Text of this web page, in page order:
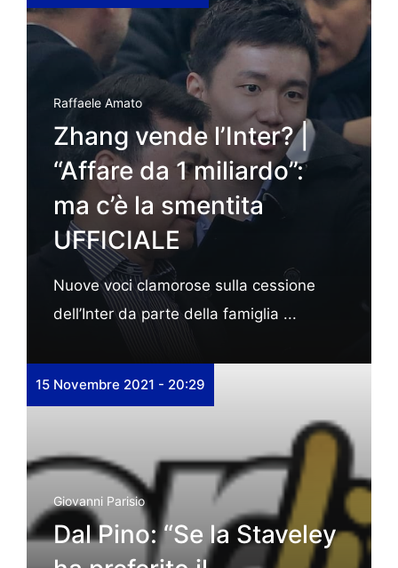
Raffaele Amato
Zhang vende l’Inter? |
“Affare da 1 miliardo”:
ma c’è la smentita
UFFICIALE
Nuove voci clamorose sulla cessione
dell’Inter da parte della famiglia ...
15 Novembre 2021 - 20:29
Giovanni Parisio
Dal Pino: “Se la Staveley